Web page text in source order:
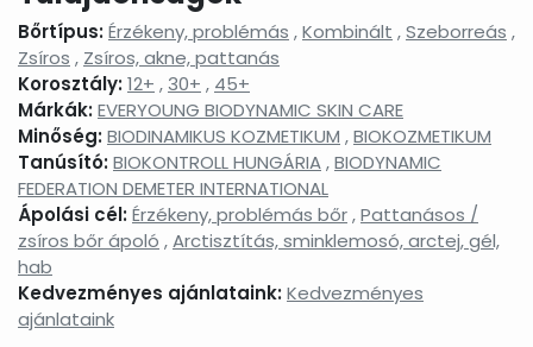
Szemkörnyékápolók,
szemránckrémek,
szempilla
ápolók
Szérumok,
arcápoló
Tonikok,
splashek
Tusfürdők,
szappanok,
szappanhabok,
fürdőkrémek
Babáknak
Bőrtípus:Érzékeny, problémás ,Kombinált ,Szeborreás ,
Zsíros , Zsíros, akne, pattanás
Korosztály:12+ ,30+ , 45+
Márkák:EVERYOUNG BIODYNAMIC SKIN CARE
Minőség:BIODINAMIKUS KOZMETIKUM ,BIOKOZMETIKUM
Tanúsító:BIOKONTROLL HUNGÁRIA,BIODYNAMIC
FEDERATION DEMETER INTERNATIONAL
Ápolási cél:Érzékeny, problémás bőr,Pattanásos /
zsíros bőr ápoló ,Arctisztítás, sminklemosó, arctej, gél,
hab
Kedvezményes ajánlataink:Kedvezményes
ajánlataink